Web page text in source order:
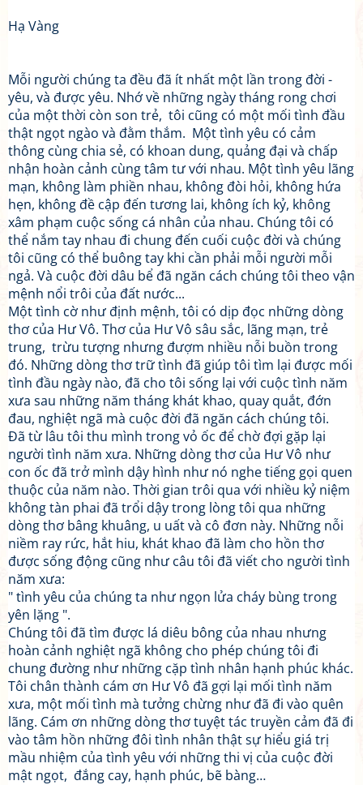
Hạ Vàng
Mỗi người chúng ta đều đã ít nhất một lần trong đời -
yêu, và được yêu. Nhớ về những ngày tháng rong chơi
của một thời còn son trẻ, tôi cũng có một mối tình đầu
thật ngọt ngào và đằm thắm. Một tình yêu có cảm
thông cùng chia sẻ, có khoan dung, quảng đại và chấp
nhận hoàn cảnh cùng tâm tư với nhau. Một tình yêu lãng
mạn, không làm phiền nhau, không đòi hỏi, không hứa
hẹn, không đề cập đến tương lai, không ích kỷ, không
xâm phạm cuộc sống cá nhân của nhau. Chúng tôi có
thể nắm tay nhau đi chung đến cuối cuộc đời và chúng
tôi cũng có thể buông tay khi cần phải mỗi người mỗi
ngả. Và cuộc đời dâu bể đã ngăn cách chúng tôi theo vận
mệnh nổi trôi của đất nước...
Một tình cờ như định mệnh, tôi có dịp đọc những dòng
thơ của Hư Vô. Thơ của Hư Vô sâu sắc, lãng mạn, trẻ
trung, trừu tượng nhưng đượm nhiều nỗi buồn trong
đó. Những dòng thơ trữ tình đã giúp tôi tìm lại được mối
tình đầu ngày nào, đã cho tôi sống lại với cuộc tình năm
xưa sau những năm tháng khát khao, quay quắt, đớn
đau, nghiệt ngã mà cuộc đời đã ngăn cách chúng tôi.
Đã từ lâu tôi thu mình trong vỏ ốc để chờ đợi gặp lại
người tình năm xưa. Những dòng thơ của Hư Vô như
con ốc đã trở mình dậy hình như nó nghe tiếng gọi quen
thuộc của năm nào. Thời gian trôi qua với nhiều kỷ niệm
không tàn phai đã trổi dậy trong lòng tôi qua những
dòng thơ bâng khuâng, u uất và cô đơn này. Những nỗi
niềm ray rức, hắt hiu, khát khao đã làm cho hồn thơ
được sống động cũng như câu tôi đã viết cho người tình
năm xưa:
" tình yêu của chúng ta như ngọn lửa cháy bùng trong
yên lặng ".
Chúng tôi đã tìm được lá diêu bông của nhau nhưng
hoàn cảnh nghiệt ngã không cho phép chúng tôi đi
chung đường như những cặp tình nhân hạnh phúc khác.
Tôi chân thành cám ơn Hư Vô đã gợi lại mối tình năm
xưa, một mối tình mà tưởng chừng như đã đi vào quên
lãng. Cám ơn những dòng thơ tuyệt tác truyền cảm đã đi
vào tâm hồn những đôi tình nhân thật sự hiểu giá trị
mầu nhiệm của tình yêu với những thi vị của cuộc đời
mật ngọt, đắng cay, hạnh phúc, bẽ bàng…